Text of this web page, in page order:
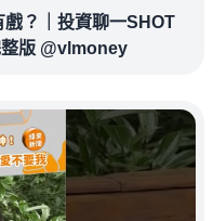
？｜投資聊一SHOT
版 @vlmoney